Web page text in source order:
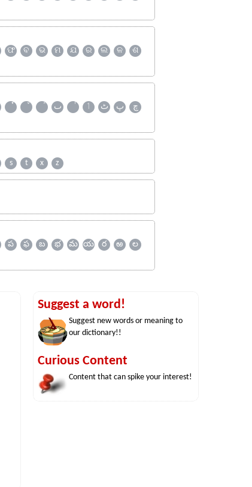
ଫ ବ ଭ ମ ଯ ର ଲ ଳ
ଶ
ٮ ٲ ٹ پ
چ
s t x z
ప ఫ బ భ మ య ర ఱ
ల
Suggest a word!
Suggest new words or meaning to
our dictionary!!
Curious Content
Content that can spike your interest!